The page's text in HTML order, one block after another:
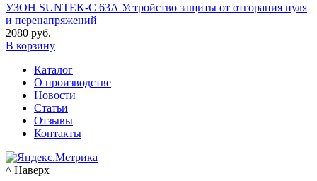
УЗОН SUNTEK-C 63А Устройство защиты от отгорания нуля
и перенапряжений
2080 руб.
В корзину
Каталог
О производстве
Новости
Статьи
Отзывы
Контакты
^ Наверх